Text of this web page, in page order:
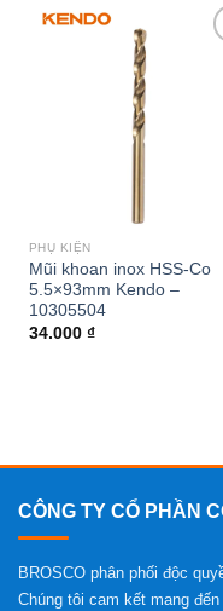
PHỤ KIỆN
Mũi khoan inox HSS-Co
5.5×93mm Kendo –
10305504
34.000 ₫
CÔNG TY CỔ PHẦN
BROSCO phân phối độc
Chúng tôi cam kết mang